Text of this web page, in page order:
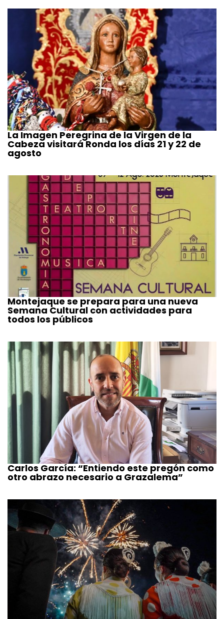
La Imagen Peregrina de la Virgen de la
Cabeza visitará Ronda los días 21 y 22 de
agosto
Montejaque se prepara para una nueva
Semana Cultural con actividades para
todos los públicos
Carlos García: “Entiendo este pregón como
otro abrazo necesario a Grazalema”